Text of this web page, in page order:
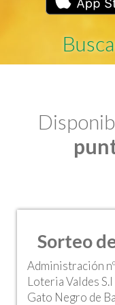
Sorteo
Administración
Loteria Valdes
Gato Negro de